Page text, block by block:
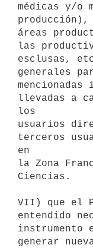
médicas y/o
producción),
áreas
las
esclusas,
generales
llevadas a
los
usuarios
terceros
en
la Zona
Ciencias.
VII) que el
entendido
instrumento
generar